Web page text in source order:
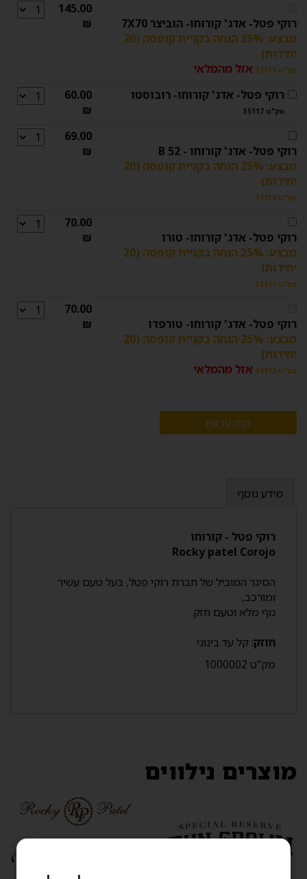
רוקי פטל- אדג' קורוחו- הוביצר 7X70
מבצע: 25% הנחה בקניית קופסה (20
יחידות)
מק"ט 35115 אזל מהמלאי
145.00
₪
רוקי פטל- אדג' קורוחו- רובוסטו
מק"ט 35117
60.00
₪
רוקי פטל- אדג' קורוחו - B 52
מבצע: 25% הנחה בקניית קופסה (20
יחידות)
מק"ט 35139
69.00
₪
רוקי פטל- אדג' קורוחו- טורו
מבצע: 25% הנחה בקניית קופסה (20
יחידות)
מק"ט 35111
70.00
₪
רוקי פטל- אדג' קורוחו- טורפדו
מבצע: 25% הנחה בקניית קופסה (20
יחידות)
מק"ט 35112 אזל מהמלאי
70.00
₪
קנה עכשיו
מידע נוסף
רוקי פטל - קורוחו
Rocky patel Corojo
הסיגר המוביל של חברת רוקי פטל, בעל טעם עשיר
ומורכב,
גוף מלא וטעם חזק.
חוזק: קל עד בינוני
מק"ט 1000002
מוצרים נילווים